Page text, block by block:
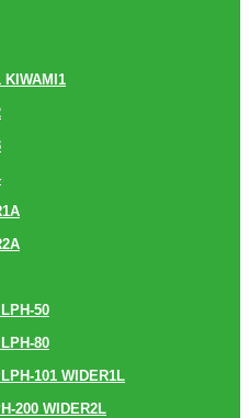
KIWAMI1
50
80
101 WIDER1L
200 WIDER2L